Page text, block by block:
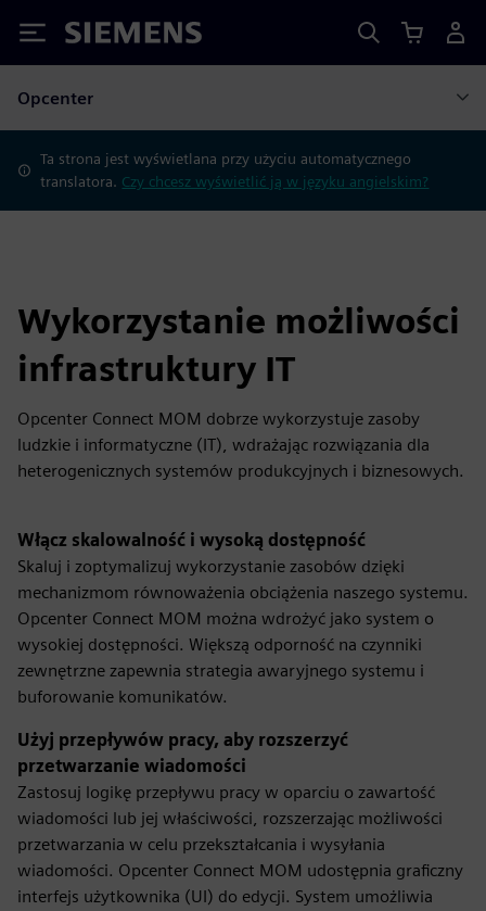
Siemens
Opcenter
Ta strona jest wyświetlana przy użyciu automatycznego
translatora. Czy chcesz wyświetlić ją w języku angielskim?
Wykorzystanie możliwości
infrastruktury IT
Opcenter Connect MOM dobrze wykorzystuje zasoby
ludzkie i informatyczne (IT), wdrażając rozwiązania dla
heterogenicznych systemów produkcyjnych i biznesowych.
Włącz skalowalność i wysoką dostępność
Skaluj i zoptymalizuj wykorzystanie zasobów dzięki
mechanizmom równoważenia obciążenia naszego systemu.
Opcenter Connect MOM można wdrożyć jako system o
wysokiej dostępności. Większą odporność na czynniki
zewnętrzne zapewnia strategia awaryjnego systemu i
buforowanie komunikatów.
Użyj przepływów pracy, aby rozszerzyć
przetwarzanie wiadomości
Zastosuj logikę przepływu pracy w oparciu o zawartość
wiadomości lub jej właściwości, rozszerzając możliwości
przetwarzania w celu przekształcania i wysyłania
wiadomości. Opcenter Connect MOM udostępnia graficzny
interfejs użytkownika (UI) do edycji. System umożliwia